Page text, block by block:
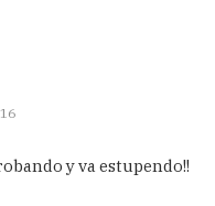
y va estupendo!!